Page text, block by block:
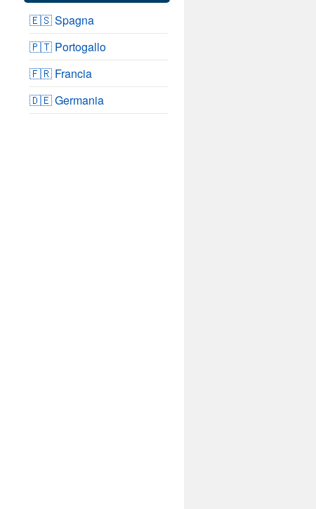
🇪🇸 Spagna
🇵🇹 Portogallo
🇫🇷 Francia
🇩🇪 Germania